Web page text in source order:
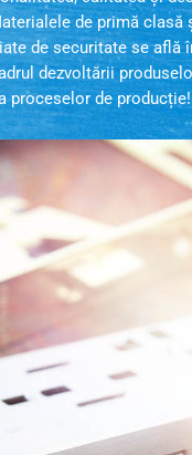
de primă clasă
de securitate se află
dezvoltării
proceselor de producție!